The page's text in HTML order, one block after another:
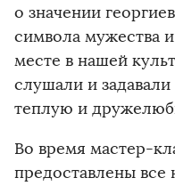
о значении
символа мужества
месте в нашей
слушали и
теплую и
Во время мастер-
предоставлены